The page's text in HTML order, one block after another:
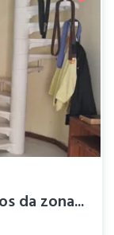
da zona...